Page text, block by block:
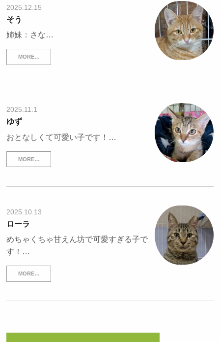
2025.12.15
そう
姉妹：さな…
MORE…
2025.11.1
ゆず
おとなしくて可愛い子です！…
MORE…
2025.10.13
ローラ
めちゃくちゃ甘えん坊で可愛すぎる子で
す！…
MORE…